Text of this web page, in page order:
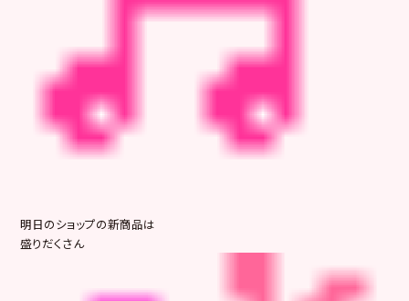
明日のショップの新商品は
盛りだくさん